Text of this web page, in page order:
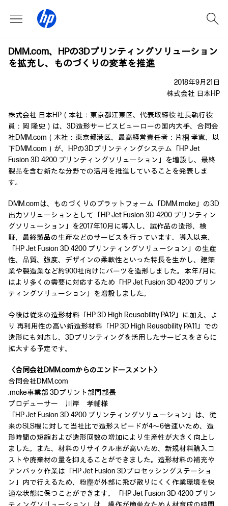
DMM.com、HPの3Dプリンティングソリューション
を拡充し、ものづくりの変革を推進
2018年9月21日
株式会社 日本HP
株式会社 日本HP（本社：東京都江東区、代表取締役 社長執行役
員：岡 隆史）は、3D造形サービスビューローの国内大手、合同会
社DMM.com（本社：東京都港区、最高経営責任者：片桐 孝憲、以
下DMM.com）が、HPの3Dプリンティングシステム「HP Jet
Fusion 3D 4200 プリンティングソリューション」を増設し、最終
製品を含む新たな分野での活用を推進していることを発表しま
す。
DMM.comは、ものづくりのプラットフォーム「DMM.make」の3D
出力ソリューションとして「HP Jet Fusion 3D 4200 プリンティン
グソリューション」を2017年10月に導入し、試作品の造形、検
証、最終製品の生産などのサービスを行っています。導入以来、
「HP Jet Fusion 3D 4200 プリンティングソリューション」の生産
性、品質、強度、デザインの柔軟性といった特長を生かし、建築
業や製造業など約900社向けにパーツを造形しました。本年7月に
はより多くの需要に対応するため「HP Jet Fusion 3D 4200 プリン
ティングソリューション」を増設しました。
今後は従来の造形材料「HP 3D High Reusability PA12」に加え、よ
り 再利用性の高い新造形材料「HP 3D High Reusability PA11」での
造形にも対応し、3Dプリンティングを活用したサービスをさらに
拡大する予定です。
〈合同会社DMM.comからのエンドースメント〉
合同会社DMM.com
.make事業部 3Dプリント部門部長
プロデューサー 川岸 孝輔様
「HP Jet Fusion 3D 4200 プリンティングソリューション」は、従
来のSLS機に対して当社比で造形スピードが4～6倍速いため、造
形時間の短縮および造形回数の増加により生産性が大きく向上し
ました。また、材料のリサイクル率が高いため、新規材料購入コ
ストや廃棄材の量を抑えることができました。造形材料の補充や
アンパック作業は「HP Jet Fusion 3Dプロセッシングステーショ
ン」内で行えるため、粉塵が外部に飛び散りにくく作業環境を快
適な状態に保つことができます。「HP Jet Fusion 3D 4200 プリン